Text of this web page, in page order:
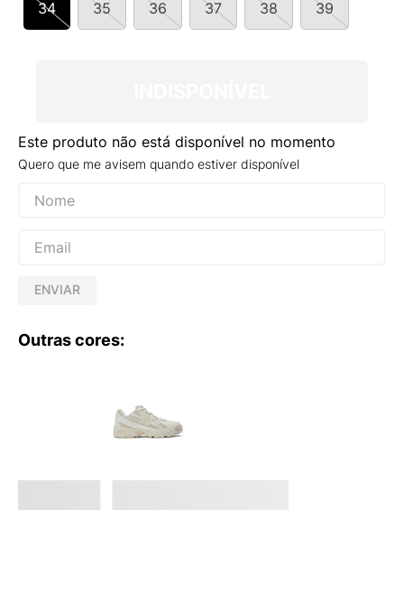
34 35 36 37 38 39
Este produto não está disponível no momento
Quero que me avisem quando estiver disponível
ENVIAR
Outras cores:
º
NEW 530